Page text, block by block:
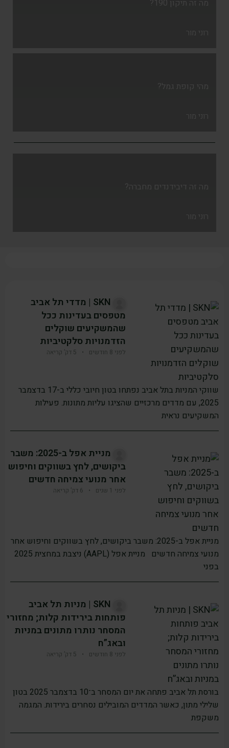
מה זה תיקון 190?
רוני מור
מהי קופת גמל?
רוני מור
מה זה דיבידנדים מחברה?
רוני מור
SKN | מדדי תל אביב
מטפסים בעדינות ככל
שהמשקיעים שוקלים
הזדמנויות סלקטיביות
לפני 8 חודשים • 5 דק’ קריאה
שווקי המניות בתל אביב נפתחו בטון חיובי כללי ב-17 בדצמבר
2025, עם מדדים מרכזיים שהציגו עליות מתונות. פעילות
המשקיעים נראית
מניית אפל ב-2025: משבר
ביקושים, לחץ בשווקים וחיפוש
אחר מנועי צמיחה חדשים
לפני 1 שנים • 6 דק’ קריאה
מניית אפל ב-2025: משבר ביקושים, לחץ בשווקים וחיפוש אחר
מנועי צמיחה חדשים מניית אפל (AAPL) ניצבת במחצית 2025
בפני
SKN | מניות תל אביב
פותחות בירידות קלות; מחזורי
המסחר נותרו מתונים במניות
ובאג”ח
לפני 8 חודשים • 5 דק’ קריאה
בורסת תל אביב פתחה את יום המסחר ב־10 בדצמבר 2025 בטון
שלילי מתון, כאשר המדדים המובילים נסחרים בירידות. המגמה
משקפת